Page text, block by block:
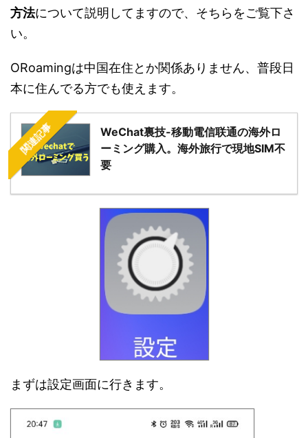
方法について説明してますので、そちらをご覧下さ
い。
ORoamingは中国在住とか関係ありません、普段日
本に住んでる方でも使えます。
関連記事
WeChat裏技-移動電信联通の海外ロ
ーミング購入。海外旅行で現地SIM不
要
まずは設定画面に行きます。